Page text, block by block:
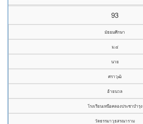
93
มัธยมศึกษา
ม.๔
นาย
ศราวุฒิ
อ้ายนวล
โรงเรียนเหนือคลองประชาบำรุง
วัดธรรมาวุธสรณาราม